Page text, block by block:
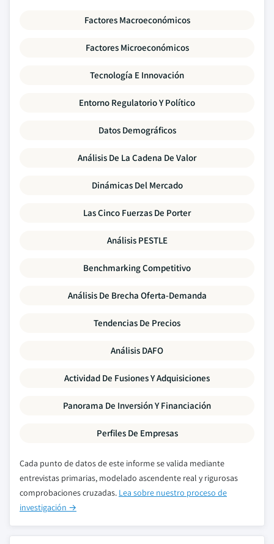
Factores Macroeconómicos
Factores Microeconómicos
Tecnología E Innovación
Entorno Regulatorio Y Político
Datos Demográficos
Análisis De La Cadena De Valor
Dinámicas Del Mercado
Las Cinco Fuerzas De Porter
Análisis PESTLE
Benchmarking Competitivo
Análisis De Brecha Oferta-Demanda
Tendencias De Precios
Análisis DAFO
Actividad De Fusiones Y Adquisiciones
Panorama De Inversión Y Financiación
Perfiles De Empresas
Cada punto de datos de este informe se valida mediante
entrevistas primarias, modelado ascendente real y rigurosas
comprobaciones cruzadas. Lea sobre nuestro proceso de
investigación →